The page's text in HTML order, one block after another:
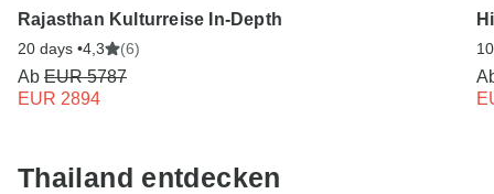
Rajasthan Kulturreise In-Depth
20 days •4,3 (6)
Ab EUR 5787
EUR 2894
Thailand entdecken